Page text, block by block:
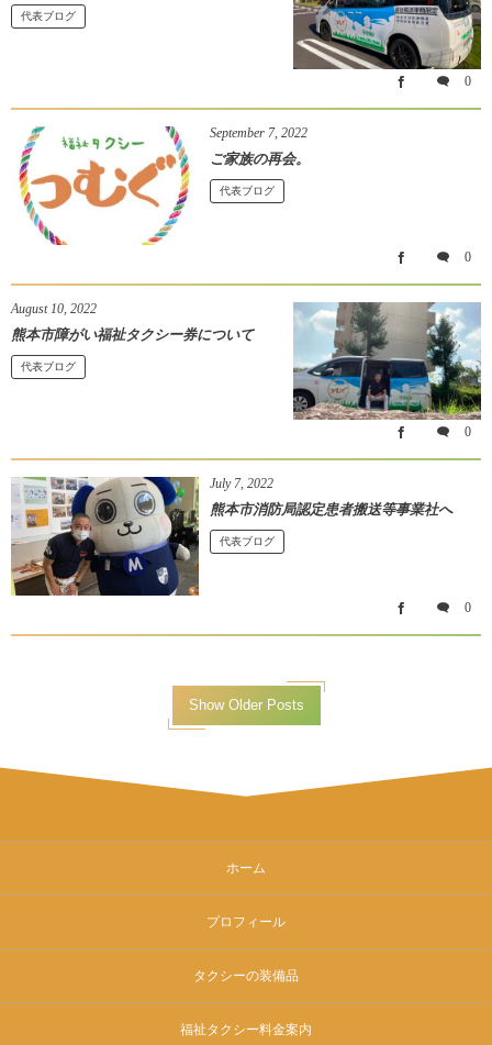
代表ブログ
0
September 7,2022
ご家族の再会。
代表ブログ
0
August 10, 2022
熊本市障がい福祉タクシー券について
代表ブログ
0
July 7,2022
熊本市消防局認定患者搬送等事業社へ
代表ブログ
0
Show Older Posts
ホーム
プロフィール
タクシーの装備品
福祉タクシー料金案内